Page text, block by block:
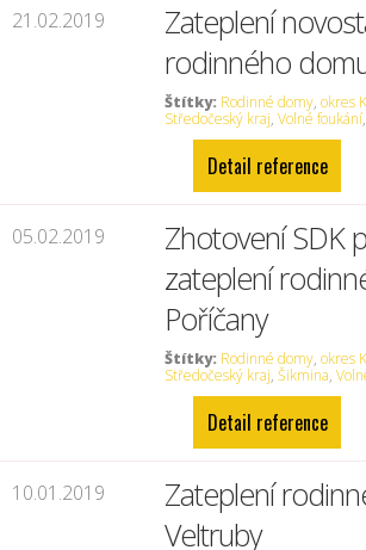
21.02.2019
Zateplení
rodinného
Štítky: Rodinné domy,okres
Středočeský kraj,Volné foukání,
Detail reference
05.02.2019
Zhotovení SDK
zateplení
Poříčany
Štítky: Rodinné domy,okres
Středočeský kraj,Šikmina,
Detail reference
10.01.2019
Zateplení
Veltruby